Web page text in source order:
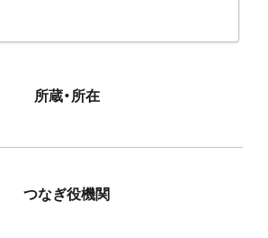
所蔵・所在
つなぎ役機関